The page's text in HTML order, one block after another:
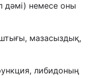
дәмі) немесе оны
мазасыздық,
либидоның